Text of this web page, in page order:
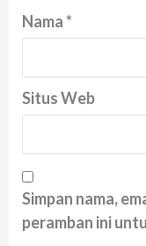
Nama*
Situs Web
Simpan nama,
peramban ini